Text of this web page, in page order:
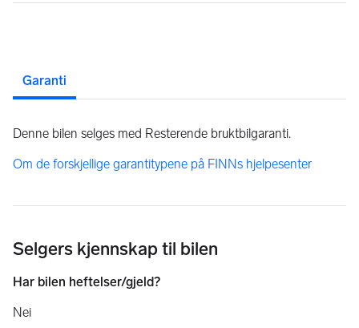
Garanti
Denne bilen selges med Resterende bruktbilgaranti.
Om de forskjellige garantitypene på FINNs hjelpesenter
Selgers kjennskap til bilen
Har bilen heftelser/gjeld?
Nei